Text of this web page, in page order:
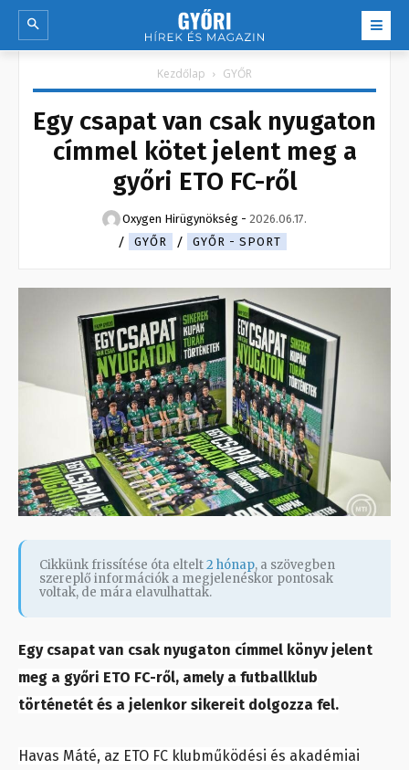
Kezdőlap GYŐR
Egy csapat van csak nyugaton
címmel kötet jelent meg a
győri ETO FC-ről
Oxygen Hirügynökség - 2026.06.17.
GYŐR
GYŐR - SPORT
Cikkünk frissítése óta eltelt2 hónap, a szövegben
szereplő információk a megjelenéskor pontosak
voltak, de mára elavulhattak.
Egy csapat van csak nyugaton címmel könyv jelent
meg a győri ETO FC-ről, amely a futballklub
történetét és a jelenkor sikereit dolgozza fel.
Havas Máté, az ETO FC klubműködési és akadémiai